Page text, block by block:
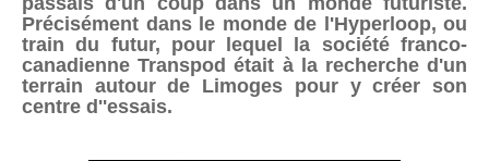
Précisément dans le monde de l'Hyperloop, ou
train du futur, pour lequel la société franco-
canadienne Transpod était à la recherche d'un
terrain autour de Limoges pour y créer son
centre d''essais.